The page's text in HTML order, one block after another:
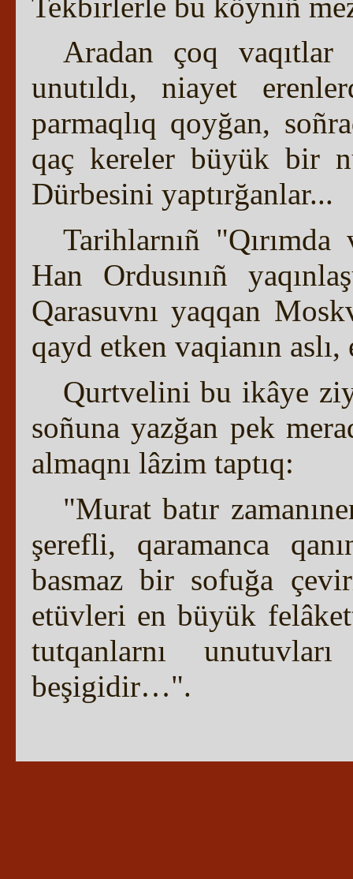
Aradan çoq
unutıldı, niayet
parmaqlıq qoyğan,
qaç kereler büyük bir
Dürbesini yaptırğanlar...
Tarihlarnıñ "Qırımda
Han Ordusınıñ
Qarasuvnı yaqqan
qayd etken vaqianın aslı,
Qurtvelini bu ikâye
soñuna yazğan pek
almaqnı lâzim taptıq:
"Murat batır
şerefli, qaramanca
basmaz bir sofuğa
etüvleri en büyük
tutqanlarnı
beşigidir…".